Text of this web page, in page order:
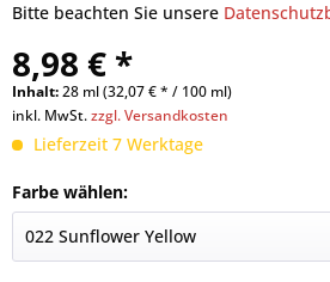
Bitte beachten Sie unsere
8,98 € *
Inhalt:28 ml (32,07 € * / 100 ml)
inkl. MwSt.zzgl. Versandkosten
Lieferzeit 7 Werktage
Farbe wählen: